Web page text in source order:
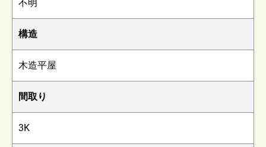
不明
構造
木造平屋
間取り
3K